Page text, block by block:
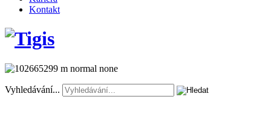
Kontakt
Vyhledávání...